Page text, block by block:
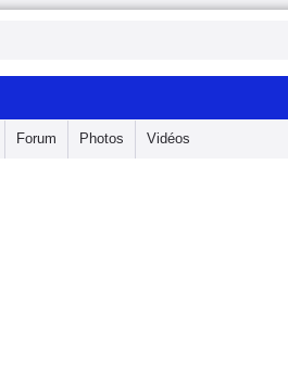
Forum Photos Vidéos